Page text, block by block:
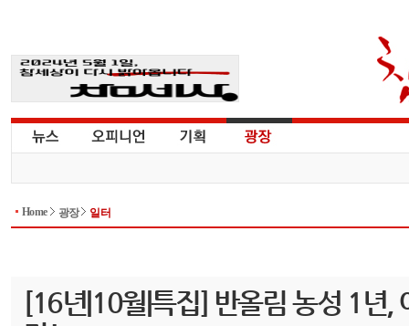
Home 광장 일터
[16년|10월|특집] 반올림 농성 1년,